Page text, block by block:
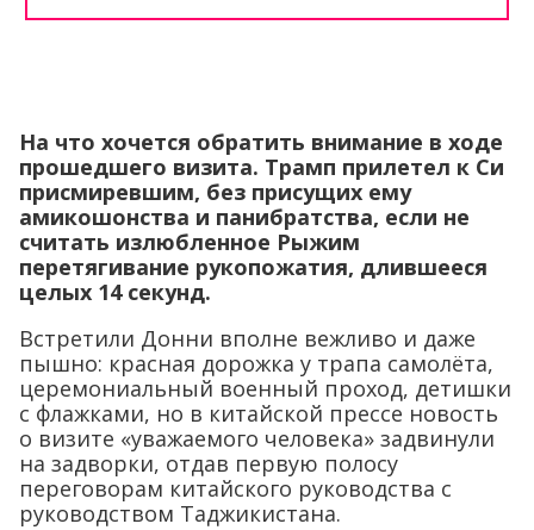
На что хочется обратить внимание в ходе
прошедшего визита. Трамп прилетел к Си
присмиревшим, без присущих ему
амикошонства и панибратства, если не
считать излюбленное Рыжим
перетягивание рукопожатия, длившееся
целых 14 секунд.
Встретили Донни вполне вежливо и даже
пышно: красная дорожка у трапа самолёта,
церемониальный военный проход, детишки
с флажками, но в китайской прессе новость
о визите «уважаемого человека» задвинули
на задворки, отдав первую полосу
переговорам китайского руководства с
руководством Таджикистана.